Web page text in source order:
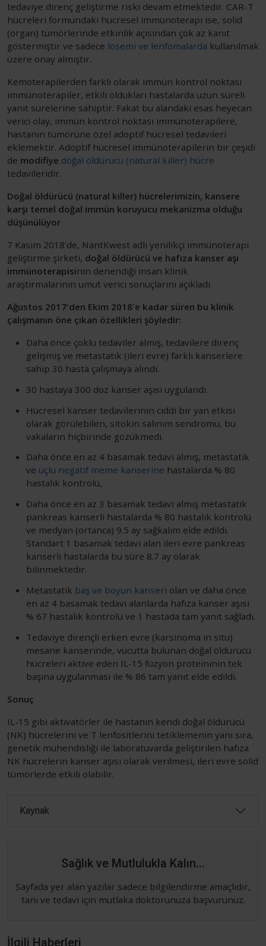
tedaviye direnç geliştirme riski devam etmektedir. CAR-T
hücreleri formundaki hücresel immünoterapi ise, solid
(organ) tümörlerinde etkinlik açısından çok az kanıt
göstermiştir ve sadece lösemi ve lenfomalarda kullanılmak
üzere onay almıştır.
Kemoterapilerden farklı olarak immün kontrol noktası
immünoterapiler, etkili oldukları hastalarda uzun süreli
yanıt sürelerine sahiptir. Fakat bu alandaki esas heyecan
verici olay, immün kontrol noktası immünoterapilere,
hastanın tümörüne özel adoptif hücresel tedavileri
eklemektir. Adoptif hücresel immünoterapilerin bir çeşidi
de modifiye doğal öldürücü (natural killer) hücre
tedavileridir.
Doğal öldürücü (natural killer) hücrelerimizin, kansere
karşı temel doğal immün koruyucu mekanizma olduğu
düşünülüyor
7 Kasım 2018'de, NantKwest adlı yenilikçi immünoterapi
geliştirme şirketi, doğal öldürücü ve hafıza kanser aşı
immünoterapisinin denendiği insan klinik
araştırmalarının umut verici sonuçlarını açıkladı.
Ağustos 2017'den Ekim 2018'e kadar süren bu klinik
çalışmanın öne çıkan özellikleri şöyledir:
Daha önce çoklu tedaviler almış, tedavilere direnç
gelişmiş ve metastatik (ileri evre) farklı kanserlere
sahip 30 hasta çalışmaya alındı.
30 hastaya 300 doz kanser aşısı uygulandı.
Hücresel kanser tedavilerinin ciddi bir yan etkisi
olarak görülebilen, sitokin salınım sendromu, bu
vakaların hiçbirinde gözükmedi.
Daha önce en az 4 basamak tedavi almış, metastatik
ve üçlü negatif meme kanserine hastalarda % 80
hastalık kontrolü,
Daha önce en az 3 basamak tedavi almış metastatik
pankreas kanserli hastalarda % 80 hastalık kontrolü
ve medyan (ortanca) 9.5 ay sağkalım elde edildi.
Standart 1 basamak tedavi alan ileri evre pankreas
kanserli hastalarda bu süre 8.7 ay olarak
bilinmektedir.
Metastatik baş ve boyun kanseri olan ve daha önce
en az 4 basamak tedavi alanlarda hafıza kanser aşısı
% 67 hastalık kontrolü ve 1 hastada tam yanıt sağladı.
Tedaviye dirençli erken evre (karsinoma in situ)
mesane kanserinde, vücutta bulunan doğal öldürücü
hücreleri aktive eden IL-15 füzyon proteininin tek
başına uygulanması ile % 86 tam yanıt elde edildi.
Sonuç
IL-15 gibi aktivatörler ile hastanın kendi doğal öldürücü
(NK) hücrelerini ve T lenfositlerini tetiklemenin yanı sıra,
genetik mühendisliği ile laboratuvarda geliştirilen hafıza
NK hücrelerin kanser aşısı olarak verilmesi, ileri evre solid
tümörlerde etkili olabilir.
Kaynak
Sağlık ve Mutlulukla Kalın...
Sayfada yer alan yazılar sadece bilgilendirme amaçlıdır,
tanı ve tedavi için mutlaka doktorunuza başvurunuz.
İlgili Haberleri